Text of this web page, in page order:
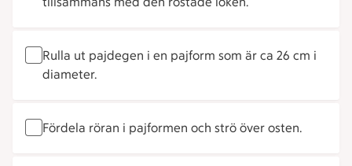
Rulla ut pajdegen i en pajform som är ca 26 cm i
diameter.
Fördela röran i pajformen och strö över osten.